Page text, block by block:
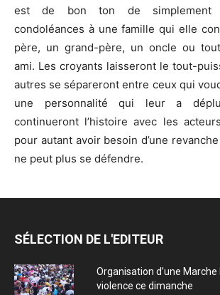
est de bon ton de simplement
condoléances à une famille qui elle
père, un grand-père, un oncle ou
ami. Les croyants laisseront le tout-
autres se sépareront entre ceux qui
une personnalité qui leur a
continueront l’histoire avec les
pour autant avoir besoin d’une
ne peut plus se défendre.
SÉLECTION DE L'EDITEUR
Organisation d’une
violence ce dimanche